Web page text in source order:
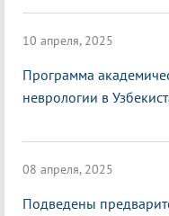
10 апреля, 2025
Программа
неврологии в
08 апреля, 2025
Подведены